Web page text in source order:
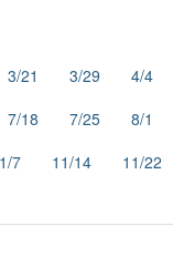
3/21 3/29 4/4
7/18 7/25 8/1
7 11/14 11/22